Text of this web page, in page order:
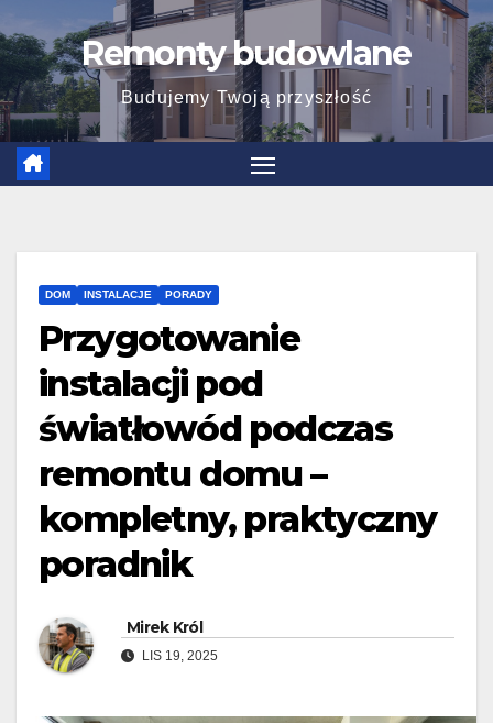
to
content
Remonty budowlane
Budujemy Twoją przyszłość
DOM INSTALACJE PORADY
Przygotowanie
instalacji pod
światłowód podczas
remontu domu –
kompletny, praktyczny
poradnik
Mirek Król
LIS 19, 2025